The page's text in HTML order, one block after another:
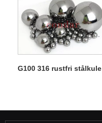
G100 316 rustfri stålkule